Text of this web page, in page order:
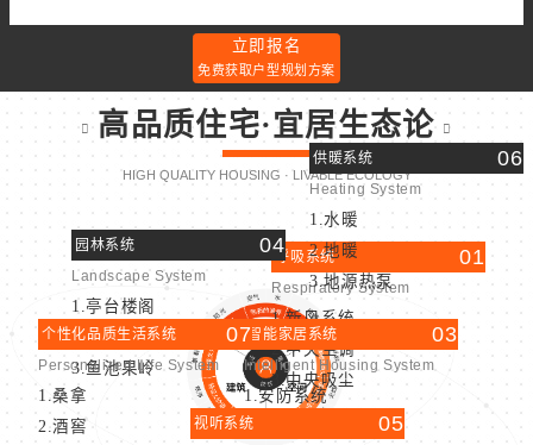
立即报名
免费获取户型规划方案
高品质住宅·宜居生态论
HIGH QUALITY HOUSING · LIVABLE ECOLOGY
呼吸系统 01
Respiratory System
1.新风系统
2.中央空调
3.中央吸尘
智能家居系统 03
Intelligent Housing System
1.安防系统
2.灯光控制
园林系统 04
Landscape System
1.亭台楼阁
2.园林景观
3.鱼池果岭
视听系统 05
供暖系统 06
Heating System
1.水暖
2.地暖
3.地源热泵
个性化品质生活系统 07
Personalized Life System
1.桑拿
2.酒窖